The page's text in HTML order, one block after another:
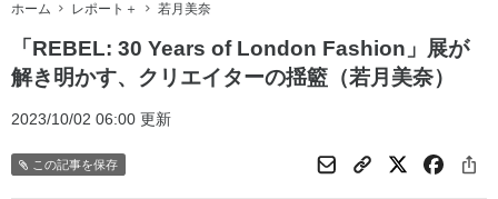
ホーム レポート＋ 若月美奈
「REBEL: 30 Years of London Fashion」展が
解き明かす、クリエイターの揺籃（若月美奈）
2023/10/02 06:00 更新
この記事を保存